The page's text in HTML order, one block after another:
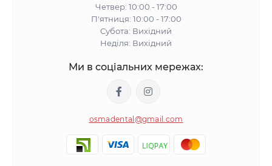
Четвер: 10:00 - 17:00
П'ятниця: 10:00 - 17:00
Субота: Вихідний
Неділя: Вихідний
Ми в соціальних мережах:
osmadental@gmail.com